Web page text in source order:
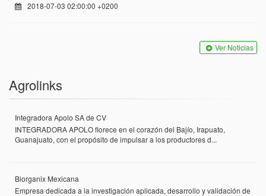
2018-07-03 02:00:00 +0200
Ver Noticias
Agrolinks
Integradora Apolo SA de CV
INTEGRADORA APOLO florece en el corazón del Bajío, Irapuato,
Guanajuato, con el propósito de impulsar a los productores d...
Biorganix Mexicana
Empresa dedicada a la investigación aplicada, desarrollo y validación de